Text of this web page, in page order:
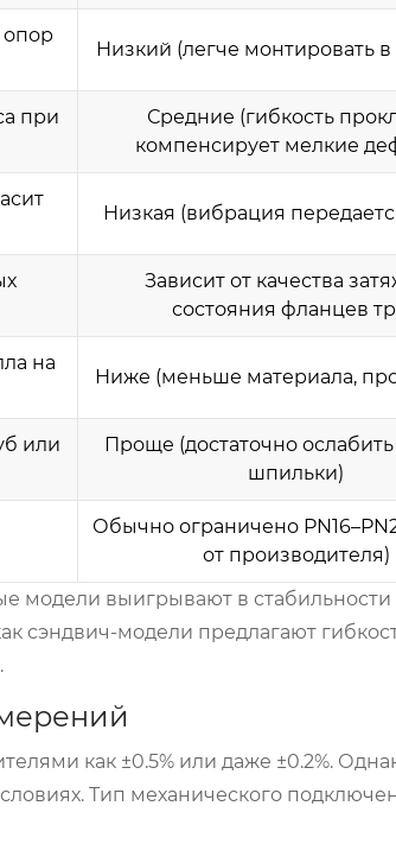
опор
Низкий (легче монтировать в
при
Средние (гибкость
компенсирует мелкие
Низкая (вибрация
Зависит от качества
состояния фланцев
на
Ниже (меньше материала,
или
Проще (достаточно
шпильки)
Обычно ограничено
от производителя)
модели выигрывают в стабильности
сэндвич-модели предлагают
как ±0.5% или даже ±0.2%.
Тип механического